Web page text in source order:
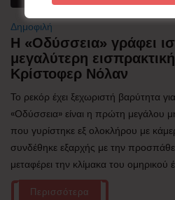
Δημοφιλή
Η «Οδύσσεια» γράφει
μεγαλύτερη
Κρίστοφερ Νόλαν
Το ρεκόρ έχει ξεχωριστή βαρύτητα
«Οδύσσεια» είναι η πρώτη μεγάλου
που γυρίστηκε εξ ολοκλήρου με
συνδέθηκε εξαρχής με την
μεταφέρει την κλίμακα του
Περισσότερα